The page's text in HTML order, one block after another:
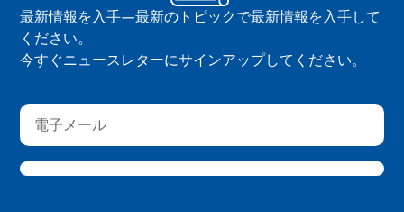
最新情報を入手—最新のトピックで最新情報を入手して
ください。
今すぐニュースレターにサインアップしてください。